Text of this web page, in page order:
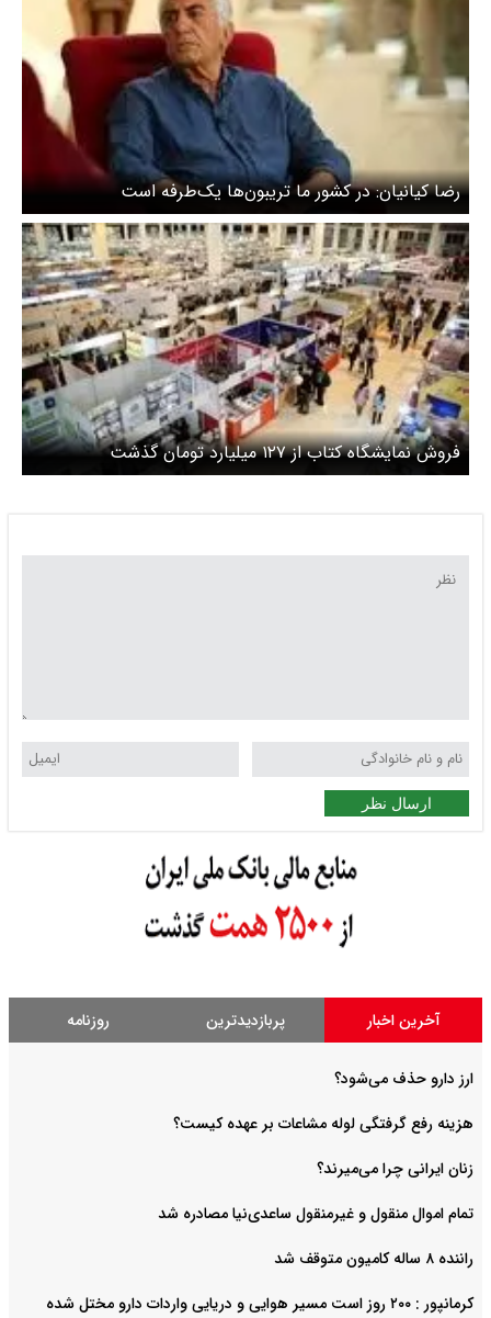
رضا کیانیان‌: در کشور ما تریبون‌ها یک‌طرفه است
فروش نمایشگاه کتاب از ۱۲۷ میلیارد تومان گذشت
ارسال نظر
آخرین اخبار پربازدیدترین روزنامه
ارز دارو حذف می‌شود؟
هزینه رفع گرفتگی لوله مشاعات بر عهده کیست؟
زنان ایرانی چرا می‌میرند؟
تمام اموال منقول و غیرمنقول ساعدی‌نیا مصادره شد
راننده ۸ ساله کامیون متوقف شد
کرمانپور : ۲۰۰ روز است مسیر هوایی و دریایی واردات دارو مختل شده